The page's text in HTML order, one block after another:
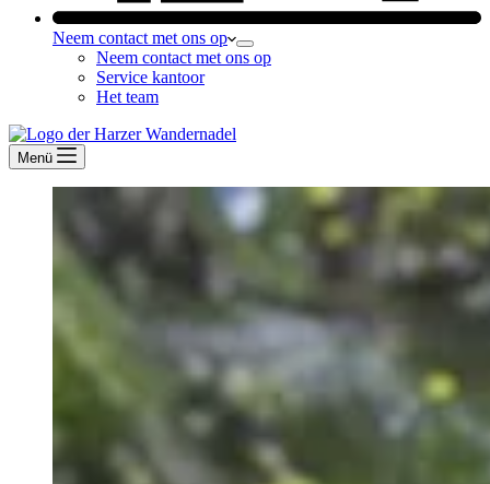
Neem contact met ons op
Neem contact met ons op
Service kantoor
Het team
Menü